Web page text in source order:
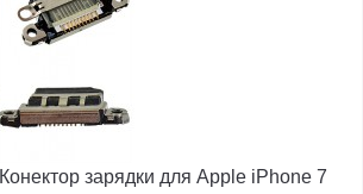
Конектор зарядки для Apple iPhone 7